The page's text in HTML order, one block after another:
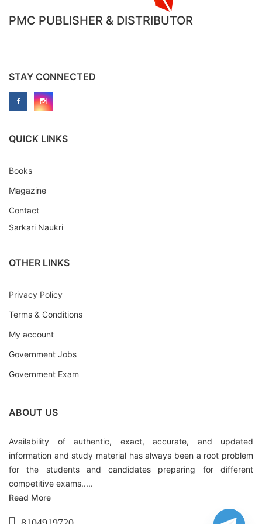
PMC PUBLISHER & DISTRIBUTOR
STAY CONNECTED
QUICK LINKS
Books
Magazine
Contact
Sarkari Naukri
OTHER LINKS
Privacy Policy
Terms & Conditions
My account
Government Jobs
Government Exam
ABOUT US
Availability of authentic, exact, accurate, and updated
information and study material has always been a root problem
for the students and candidates preparing for different
competitive exams.....
Read More